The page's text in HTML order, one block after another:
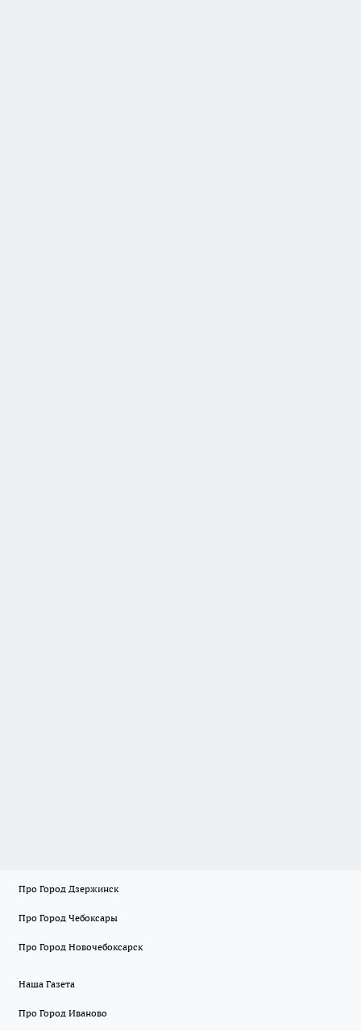
Про Город Дзержинск
Про Город Чебоксары
Про Город Новочебоксарск
Наша Газета
Про Город Иваново